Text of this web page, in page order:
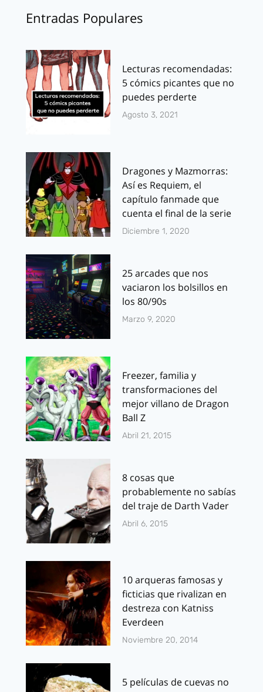
Entradas Populares
Lecturas recomendadas:
5 cómics picantes que no
puedes perderte
Agosto 3, 2021
Dragones y Mazmorras:
Así es Requiem, el
capítulo fanmade que
cuenta el final de la serie
Diciembre 1, 2020
25 arcades que nos
vaciaron los bolsillos en
los 80/90s
Marzo 9, 2020
Freezer, familia y
transformaciones del
mejor villano de Dragon
Ball Z
Abril 21, 2015
8 cosas que
probablemente no sabías
del traje de Darth Vader
Abril 6, 2015
10 arqueras famosas y
ficticias que rivalizan en
destreza con Katniss
Everdeen
Noviembre 20, 2014
5 películas de cuevas no